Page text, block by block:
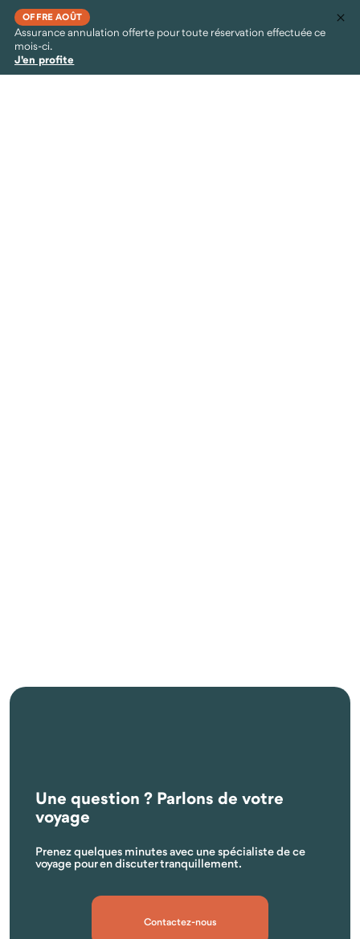
OFFRE AOÛT
Assurance annulation offerte pour toute réservation effectuée ce
mois-ci.
J'en profite
Une question ? Parlons de votre
voyage
Prenez quelques minutes avec une spécialiste de ce
voyage pour en discuter tranquillement.
Contactez-nous